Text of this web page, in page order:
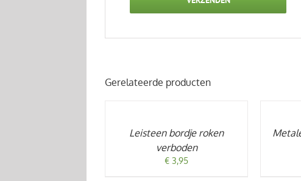
Gerelateerde producten
TOEVOEGEN
DETAILSLeisteen bordje roken
verboden
€ 3,95
DETAILS